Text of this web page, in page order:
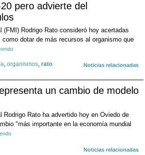
pero advierte del
Rodrigo Rato consideró hoy acertadas
dotar de más recursos al organismo que
Noticias relacionadas
, organismos, rato
un cambio de modelo
Rato ha advertido hoy en Oviedo de
"más importante en la economía mundial
Noticias relacionadas